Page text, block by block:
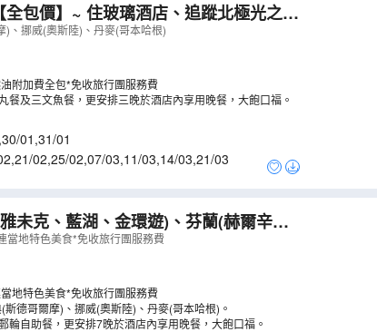
包價】~ 住玻璃酒店、追蹤北極光之
市政廳、華莎戰船/露天/前進號/北極圈
)、挪威(奧斯陸)、丹麥(哥本哈根)
附加費全包*免收旅行團服務費
及三文魚餐，更安排三晚於酒店內享用晚餐，大飽口福。
,30/01 ,31/01
,21/02,25/02,07/03,11/03,14/03,21/03
未克、藍湖、金環遊)、芬蘭(赫爾辛
哥本哈根) 【全包價】
當地特色美食*免收旅行團服務費
地特色美食*免收旅行團服務費
德哥爾摩)、挪威(奧斯陸)、丹麥(哥本哈根)。
自助餐，更安排7晚於酒店內享用晚餐，大飽口福。